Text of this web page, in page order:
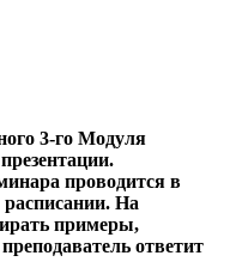
3-го Модуля
проводится в
расписании. На
примеры,
ответит